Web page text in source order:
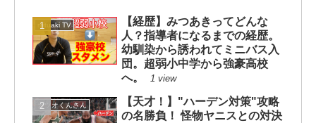
mituaki TV
【経歴】みつあきってどんな
人？指導者になるまでの経歴。
幼馴染から誘われてミニバス入
団。超弱小中学から強豪高校
へ。
1 view
カツオくんさん
【天才！】"ハーデン対策"攻略
の名勝負！ 怪物ヤニスとの対決